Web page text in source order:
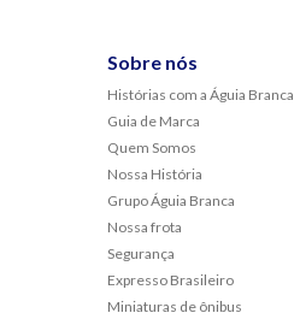
Sobre nós
Histórias com a Águia Branca
Guia de Marca
Quem Somos
Nossa História
Grupo Águia Branca
Nossa frota
Segurança
Expresso Brasileiro
Miniaturas de ônibus